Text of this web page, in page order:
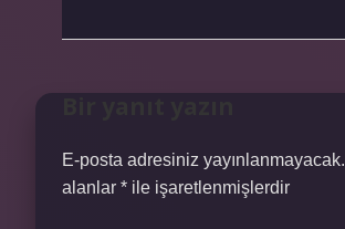
E-posta adresiniz yayınlanmayacak.
alanlar * ile işaretlenmişlerdir